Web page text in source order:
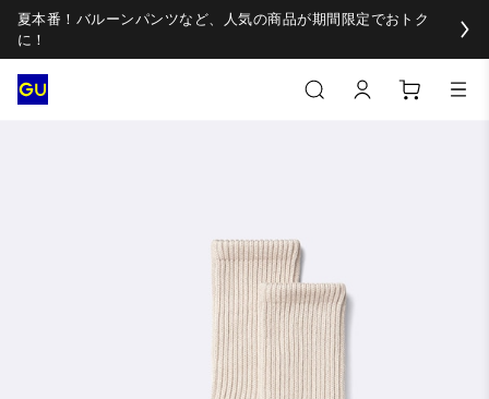
夏本番！バルーンパンツなど、人気の商品が期間限定でおトク
に！